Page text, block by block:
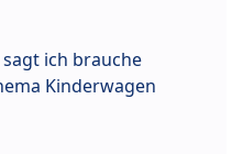
ich brauche
Kinderwagen